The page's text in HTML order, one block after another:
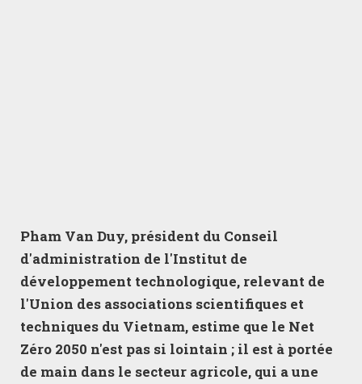
Pham Van Duy, président du Conseil
d'administration de l'Institut de
développement technologique, relevant de
l'Union des associations scientifiques et
techniques du Vietnam, estime que le Net
Zéro 2050 n'est pas si lointain ; il est à portée
de main dans le secteur agricole, qui a une